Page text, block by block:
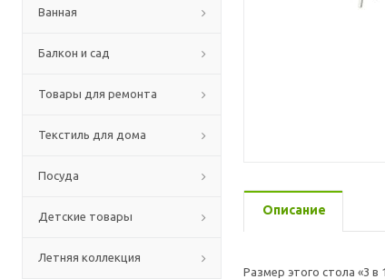
Ванная
Балкон и сад
Товары для ремонта
Текстиль для дома
Посуда
Детские товары
Летняя коллекция
Описание
Размер этого стола «3